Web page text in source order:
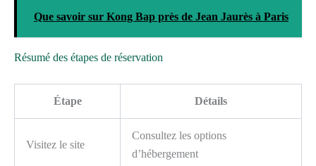
Que savoir sur Kong Bap près de Jean Jaurès à Paris
Résumé des étapes de réservation
Étape Détails
Visitez le site
Consultez les options
d’hébergement